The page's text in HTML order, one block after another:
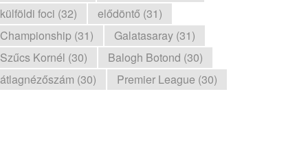
külföldi foci (32)
elődöntő (31)
Championship (31)
Galatasaray (31)
Szűcs Kornél (30)
Balogh Botond (30)
átlagnézőszám (30)
Premier League (30)